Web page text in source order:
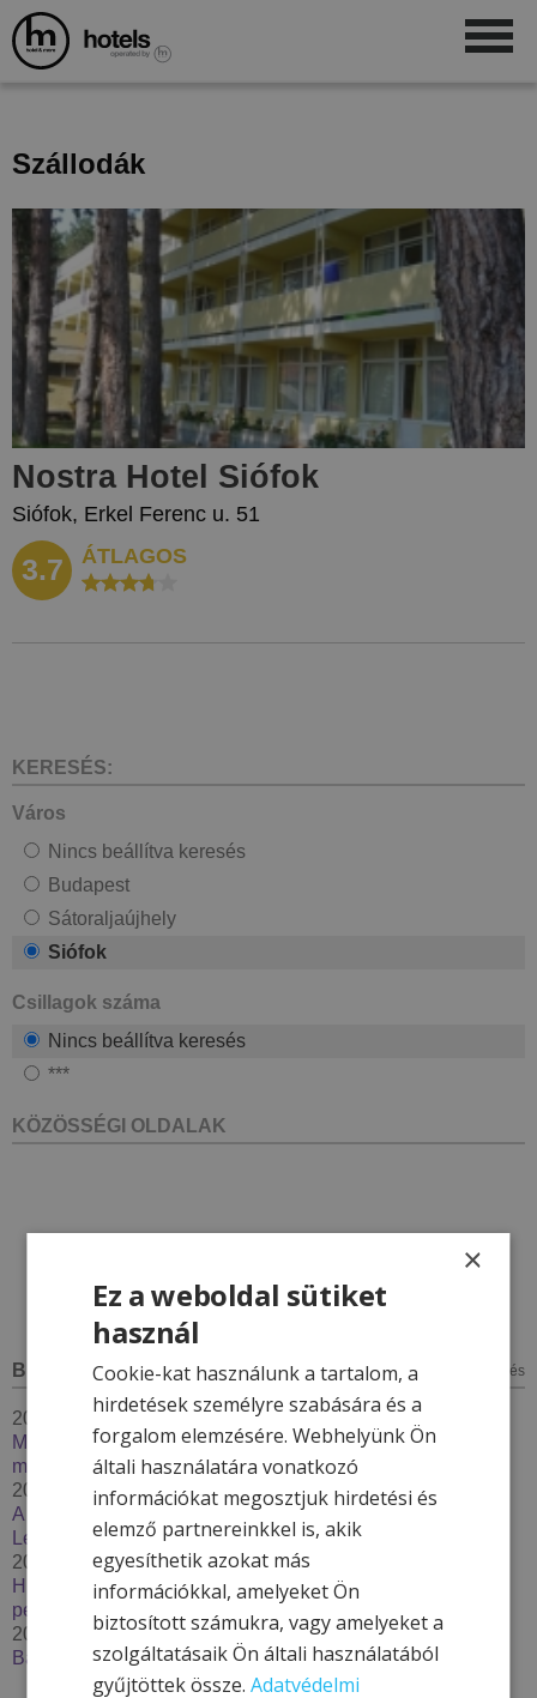
Szállodák
Nostra Hotel Siófok
Siófok, Erkel Ferenc u. 51
3.7 ÁTLAGOS
KERESÉS:
Város
Nincs beállítva keresés
Budapest
Sátoraljaújhely
Siófok
Csillagok száma
Nincs beállítva keresés
***
KÖZÖSSÉGI OLDALAK
BLOG minden bejegyzés
2026. január 7.
Megújul a Hotel & More törzsvendégprogram – 2026-ban
még többet adunk hűséges vendégeinknek
2025. december 4.
A kinti-benti medence karbantartás - Thermal Resort
Lendava***
2025. december 2.
Húzzon korit, pattanjon szánkóra – Élje át a tél minden
percét a Hotel & More szállodákkal
2025. szeptember 29.
Bakancslistás túrázóhelyek Magyarországon
×
Ez a weboldal sütiket
használ
Cookie-kat használunk a tartalom, a
hirdetések személyre szabására és a
forgalom elemzésére. Webhelyünk Ön
általi használatára vonatkozó
információkat megosztjuk hirdetési és
elemző partnereinkkel is, akik
egyesíthetik azokat más
információkkal, amelyeket Ön
biztosított számukra, vagy amelyeket a
szolgáltatásaik Ön általi használatából
gyűjtöttek össze.Adatvédelmi